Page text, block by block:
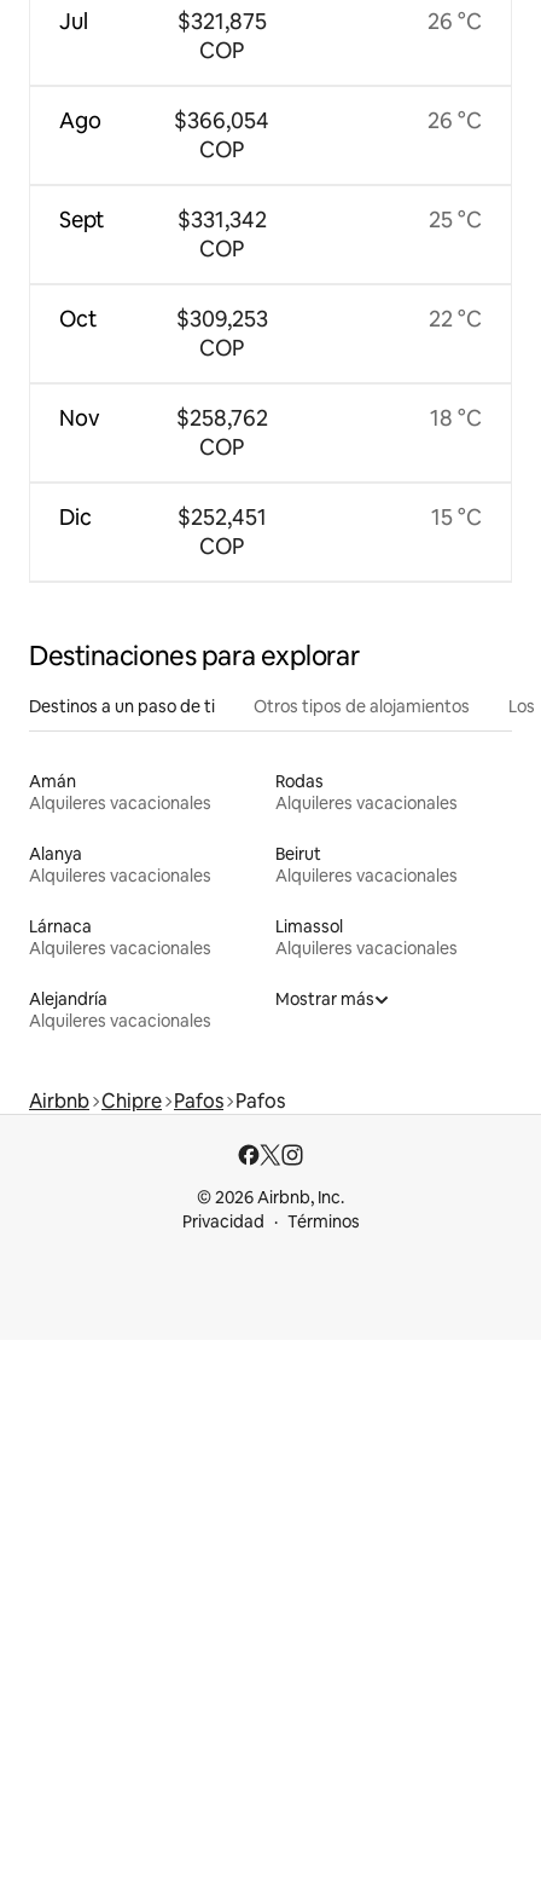
Jul
Ago
Sept
Oct
Nov
Dic
$321,875
COP
$366,054
COP
$331,342
COP
$309,253
COP
$258,762
COP
$252,451
COP
26 °C
26 °C
25 °C
22 °C
18 °C
15 °C
Destinaciones para explorar
Destinos a un paso de ti Otros tipos de alojamientos
Amán
Alquileres vacacionales
Rodas
Alquileres vacacionales
Alanya
Alquileres vacacionales
Beirut
Alquileres vacacionales
Lárnaca
Alquileres vacacionales
Limassol
Alquileres vacacionales
Alejandría
Alquileres vacacionales
Mostrar más
Airbnb Chipre Pafos Pafos
© 2026 Airbnb, Inc.
Privacidad
Términos